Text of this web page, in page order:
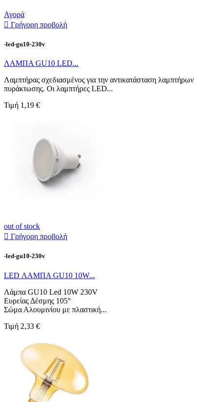
Αγορά
 Γρήγορη προβολή
-led-gu10-230v
ΛΑΜΠΑ GU10 LED...
Λαμπτήρας σχεδιασμένος για την αντικατάσταση λαμπτήρων
πυράκτωσης. Οι λαμπτήρες LED...
Τιμή 1,19 €
out of stock
 Γρήγορη προβολή
-led-gu10-230v
LED ΛΑΜΠΑ GU10 10W...
Λάμπα GU10 Led 10W 230V
Ευρείας Δέσμης 105°
Σώμα Αλουμινίου με πλαστική...
Τιμή 2,33 €